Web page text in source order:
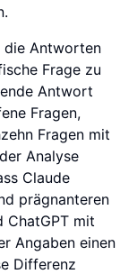
die Antworten
Frage zu
Antwort
Fragen,
Fragen mit
Analyse
Claude
prägnanteren
ChatGPT mit
Angaben einen
Differenz